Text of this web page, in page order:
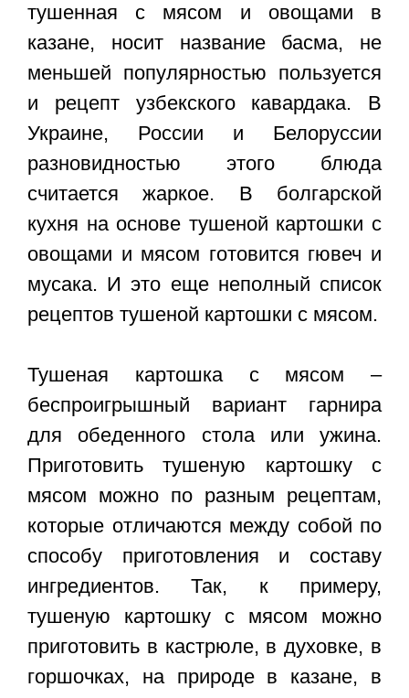
тушенная с мясом и овощами в
казане, носит название басма, не
меньшей популярностью пользуется
и рецепт узбекского кавардака. В
Украине, России и Белоруссии
разновидностью этого блюда
считается жаркое. В болгарской
кухня на основе тушеной картошки с
овощами и мясом готовится гювеч и
мусака. И это еще неполный список
рецептов тушеной картошки с мясом.
Тушеная картошка с мясом –
беспроигрышный вариант гарнира
для обеденного стола или ужина.
Приготовить тушеную картошку с
мясом можно по разным рецептам,
которые отличаются между собой по
способу приготовления и составу
ингредиентов. Так, к примеру,
тушеную картошку с мясом можно
приготовить в кастрюле, в духовке, в
горшочках, на природе в казане, в